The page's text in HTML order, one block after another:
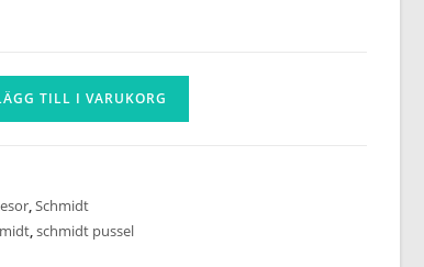
TILL I VARUKORG
,Schmidt
,schmidt pussel